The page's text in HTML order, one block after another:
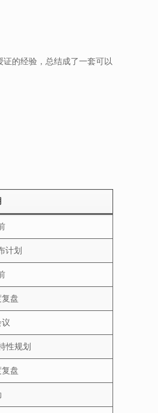
的经验，总结成了一套可以
计划
盘
性规划
盘